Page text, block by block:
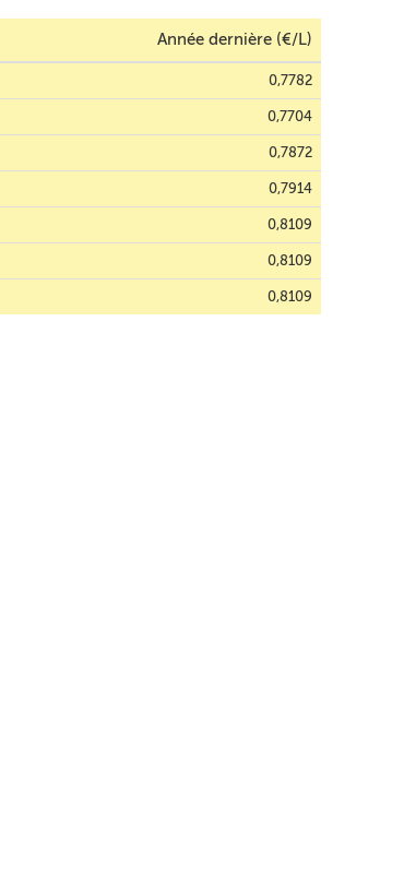
Année dernière (€/L)
0,7782
0,7704
0,7872
0,7914
0,8109
0,8109
0,8109